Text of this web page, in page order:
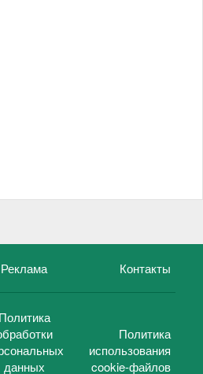
Реклама Контакты
Политика
данных
Политика
использования
cookie-файлов